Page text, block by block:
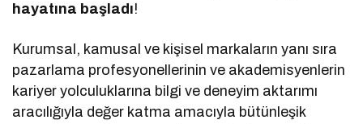
hayatına başladı!
Kurumsal, kamusal ve kişisel markaların yanı sıra
pazarlama profesyonellerinin ve akademisyenlerin
kariyer yolculuklarına bilgi ve deneyim aktarımı
aracılığıyla değer katma amacıyla bütünleşik